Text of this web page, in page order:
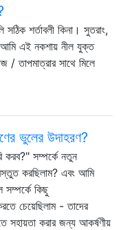
শর্তাবলী কিনা। সুতরাং,
আমি এই নকশায় নীল যুক্ত
/ তাপমাত্রার সাথে মিলে
ভুলের উদাহরণ?
করব?" সম্পর্কে নতুন
করছিলাম? এবং আমি
সম্পর্কে কিছু
চেয়েছিলাম - তাদের
সহায়তা করার জন্য আকর্ষণীয়